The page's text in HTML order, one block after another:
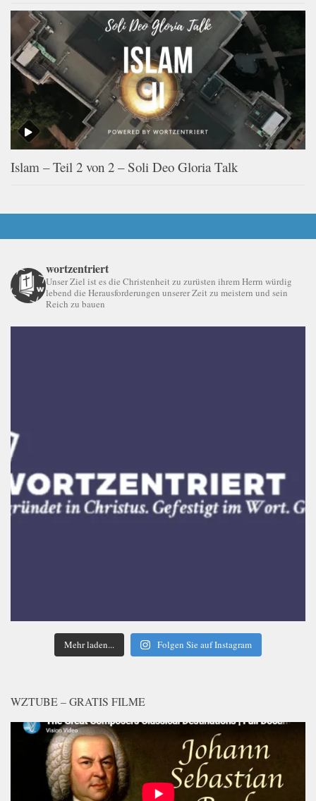
Islam – Teil 2 von 2 – Soli Deo Gloria Talk
wortzentriert
Unser Ziel ist es die Christenheit zu zurüsten ihrem Herrn würdig
lebend die Herausforderungen unserer Zeit zu meistern und sein
Reich zu bauen
Mehr laden... Folgen Sie auf Instagram
WZTUBE – GRATIS FILME